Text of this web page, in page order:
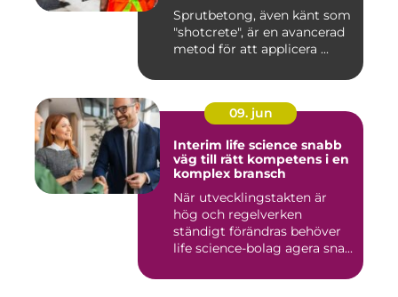
Sprutbetong, även känt som
"shotcrete", är en avancerad
metod för att applicera ...
09. jun
Interim life science snabb
väg till rätt kompetens i en
komplex bransch
När utvecklingstakten är
hög och regelverken
ständigt förändras behöver
life science-bolag agera sna...